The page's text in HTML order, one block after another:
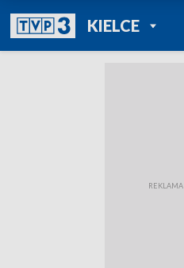
KIELCEPOWRÓT DO
TVP REGIONY